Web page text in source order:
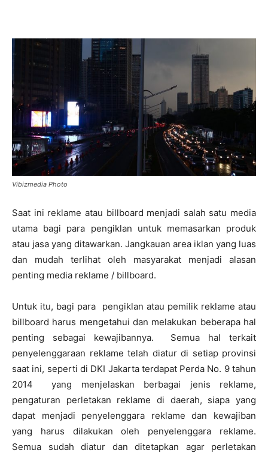
Vibizmedia Photo
Saat ini reklame atau billboard menjadi salah satu media
utama bagi para pengiklan untuk memasarkan produk
atau jasa yang ditawarkan. Jangkauan area iklan yang luas
dan mudah terlihat oleh masyarakat menjadi alasan
penting media reklame / billboard.
Untuk itu, bagi para pengiklan atau pemilik reklame atau
billboard harus mengetahui dan melakukan beberapa hal
penting sebagai kewajibannya. Semua hal terkait
penyelenggaraan reklame telah diatur di setiap provinsi
saat ini, seperti di DKI Jakarta terdapat Perda No. 9 tahun
2014 yang menjelaskan berbagai jenis reklame,
pengaturan perletakan reklame di daerah, siapa yang
dapat menjadi penyelenggara reklame dan kewajiban
yang harus dilakukan oleh penyelenggara reklame.
Semua sudah diatur dan ditetapkan agar perletakan